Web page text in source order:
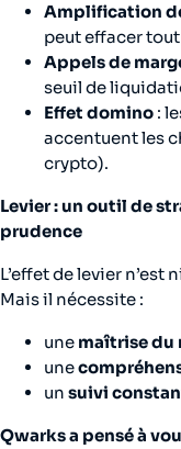
Amplification
peut effacer
Appels de
seuil de
Effet domino :
accentuent les
crypto).
Levier : un outil de
prudence
L’effet de levier n’est
Mais il nécessite :
une maîtrise du
une
un suivi
Qwarks a pensé à